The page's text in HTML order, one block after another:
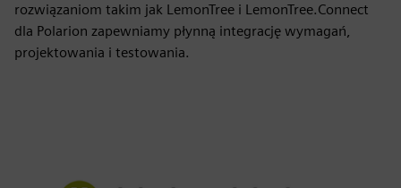
rozwiązaniom takim jak LemonTree i LemonTree.Connect
dla Polarion zapewniamy płynną integrację wymagań,
projektowania i testowania.